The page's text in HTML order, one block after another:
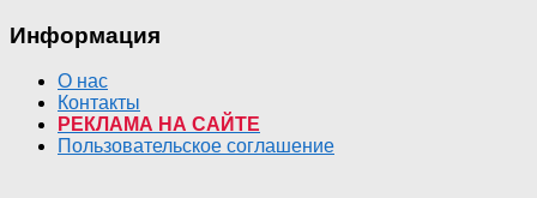
Информация
О нас
Контакты
РЕКЛАМА НА САЙТЕ
Пользовательское соглашение